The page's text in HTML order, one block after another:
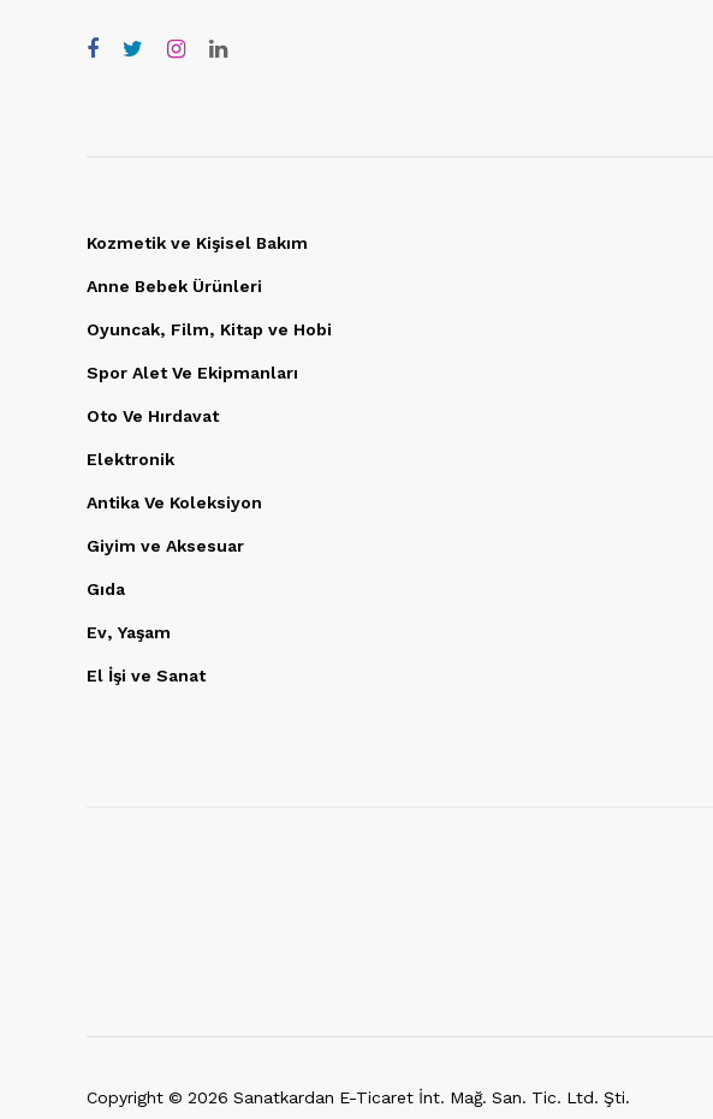
Kozmetik ve Kişisel Bakım
Anne Bebek Ürünleri
Oyuncak, Film, Kitap ve Hobi
Spor Alet Ve Ekipmanları
Oto Ve Hırdavat
Elektronik
Antika Ve Koleksiyon
Giyim ve Aksesuar
Gıda
Ev, Yaşam
El İşi ve Sanat
Copyright © 2026 Sanatkardan E-Ticaret İnt. Mağ. San. Tic. Ltd. Şti.